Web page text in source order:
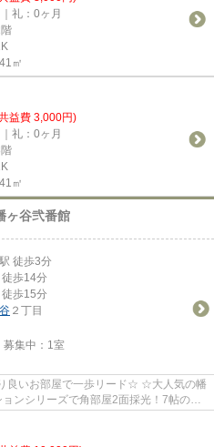
礼：0ヶ月
㎡
益費 3,000円)
礼：0ヶ月
㎡
ヶ谷弐番館
駅 徒歩3分
徒歩14分
徒歩15分
２丁目
集中： 1室
良いお部屋で一歩リード☆ ☆大人気の幡
ンシリーズで角部屋2面採光！7帖の